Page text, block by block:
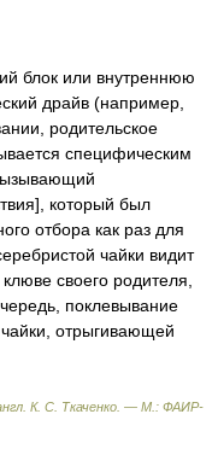
блок или внутреннюю
драйв (например,
родительское
специфическим
который был
отбора как раз для
чайки видит
своего родителя,
поклевывание
чайки, отрыгивающей
К. С. Ткаченко. — М.: ФАИР-